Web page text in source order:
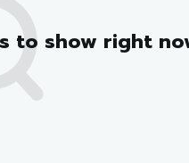
to show right